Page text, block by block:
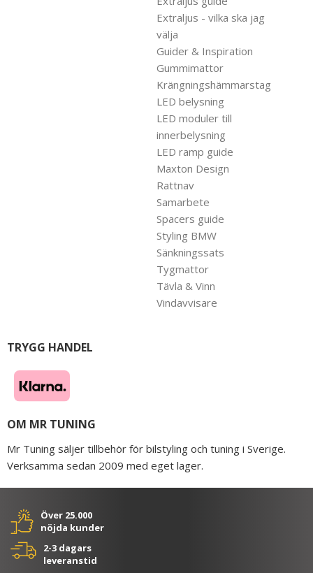
Extraljus - vilka ska jag
välja
Guider & Inspiration
Gummimattor
Krängningshämmarstag
LED belysning
LED moduler till
innerbelysning
LED ramp guide
Maxton Design
Rattnav
Samarbete
Spacers guide
Styling BMW
Sänkningssats
Tygmattor
Tävla & Vinn
Vindavvisare
TRYGG HANDEL
OM MR TUNING
Mr Tuning säljer tillbehör för bilstyling och tuning i Sverige.
Verksamma sedan 2009 med eget lager.
Över 25.000
nöjda kunder
2-3 dagars
leveranstid